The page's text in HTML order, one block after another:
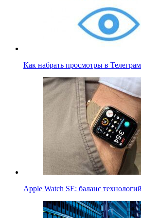
Как набрать просмотры в
Apple Watch SE: баланс